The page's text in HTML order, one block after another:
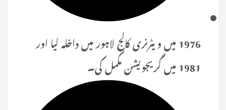
1976 میں ویٹرنری کالج لاہور میں داخلہ لیا اور
1981 میں گریجویشن مکمل کی۔